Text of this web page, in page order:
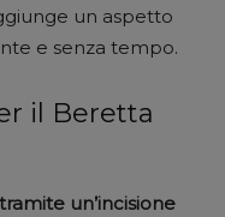
un aspetto
e senza tempo.
il Beretta
un’incisione